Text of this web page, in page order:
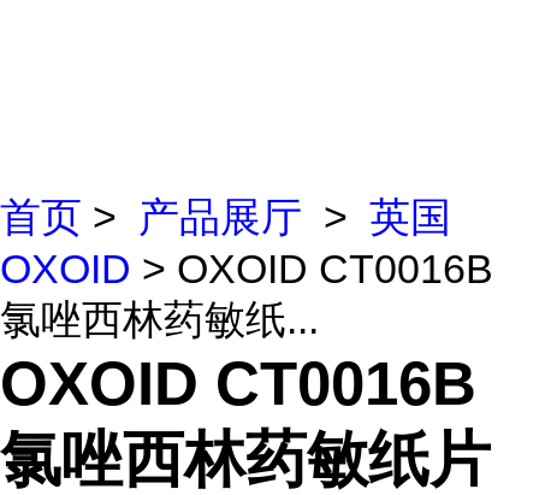
首页 > 产品展厅 > 英国
OXOID > OXOID CT0016B
氯唑西林药敏纸...
OXOID CT0016B
氯唑西林药敏纸片